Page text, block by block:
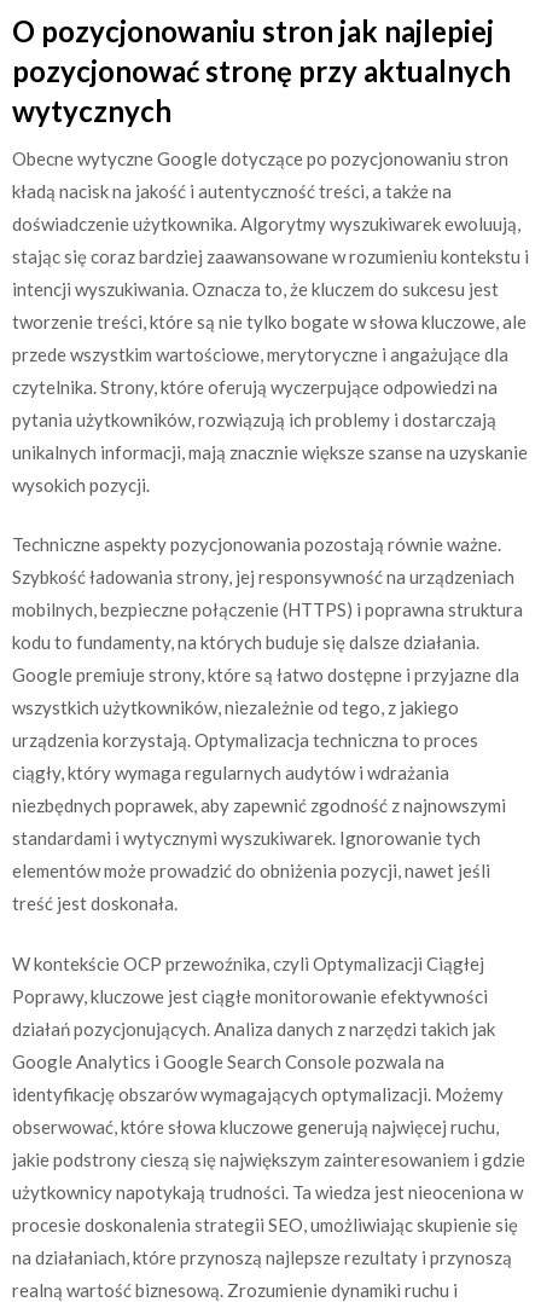
O pozycjonowaniu stron jak najlepiej
pozycjonować stronę przy aktualnych
wytycznych
Obecne wytyczne Google dotyczące po pozycjonowaniu stron
kładą nacisk na jakość i autentyczność treści, a także na
doświadczenie użytkownika. Algorytmy wyszukiwarek ewoluują,
stając się coraz bardziej zaawansowane w rozumieniu kontekstu i
intencji wyszukiwania. Oznacza to, że kluczem do sukcesu jest
tworzenie treści, które są nie tylko bogate w słowa kluczowe, ale
przede wszystkim wartościowe, merytoryczne i angażujące dla
czytelnika. Strony, które oferują wyczerpujące odpowiedzi na
pytania użytkowników, rozwiązują ich problemy i dostarczają
unikalnych informacji, mają znacznie większe szanse na uzyskanie
wysokich pozycji.
Techniczne aspekty pozycjonowania pozostają równie ważne.
Szybkość ładowania strony, jej responsywność na urządzeniach
mobilnych, bezpieczne połączenie (HTTPS) i poprawna struktura
kodu to fundamenty, na których buduje się dalsze działania.
Google premiuje strony, które są łatwo dostępne i przyjazne dla
wszystkich użytkowników, niezależnie od tego, z jakiego
urządzenia korzystają. Optymalizacja techniczna to proces
ciągły, który wymaga regularnych audytów i wdrażania
niezbędnych poprawek, aby zapewnić zgodność z najnowszymi
standardami i wytycznymi wyszukiwarek. Ignorowanie tych
elementów może prowadzić do obniżenia pozycji, nawet jeśli
treść jest doskonała.
W kontekście OCP przewoźnika, czyli Optymalizacji Ciągłej
Poprawy, kluczowe jest ciągłe monitorowanie efektywności
działań pozycjonujących. Analiza danych z narzędzi takich jak
Google Analytics i Google Search Console pozwala na
identyfikację obszarów wymagających optymalizacji. Możemy
obserwować, które słowa kluczowe generują najwięcej ruchu,
jakie podstrony cieszą się największym zainteresowaniem i gdzie
użytkownicy napotykają trudności. Ta wiedza jest nieoceniona w
procesie doskonalenia strategii SEO, umożliwiając skupienie się
na działaniach, które przynoszą najlepsze rezultaty i przynoszą
realną wartość biznesową. Zrozumienie dynamiki ruchu i